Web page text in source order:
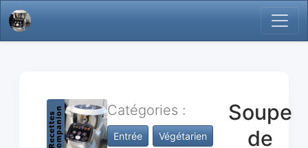
Catégories :
Entrée Végétarien
Soupe
de